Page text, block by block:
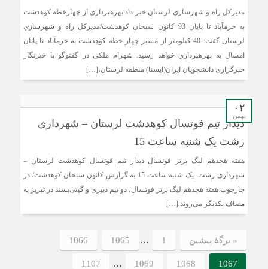
مديركل راه و شهرسازي لرستان خبر داد:بهره‎برداری از چهارخطه كوهدشت
به خرم‎آباد تا پایان 93 کانون سبحان کوهدشت/مديركل راه و شهرسازي
لرستان گفت: 40 كيلومتر از مسير چهار خطه كوهدشت به خرم‎آباد تا پايان
امسال به بهره‎برداري خواهد رسيد. شهرام ملکی در گفت‎وگو با خبرنگار
خبرگزاری دانشجویان ایران(ایسنا) منطقه لرستان،[…]
۰۲
بهمن
دیدار تیم فوتسال کوهدشت لرستان – شهرداری
رشت یک شنبه ساعت 15
هفته هجدهم لیگ برتر فوتسال دیدار تیم فوتسال کوهدشت لرستان –
شهرداری رشت یک شنبه ساعت 15 به گزارش کانون سبحان کوهدشت/ در
چارچوب هفته هجدهم لیگ برتر فوتسال، دو تیم دبیری و گیتی‌پسند در تبریز به
مصاف یکدیگر می‌روند.[…]
« برگه‌ٔ پیشین 1
…
1065
1066
1067
1068
1069
…
1107